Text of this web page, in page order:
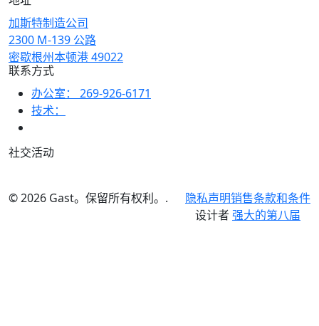
加斯特制造公司
2300 M-139 公路
密歇根州本顿港 49022
联系方式
办公室：
269-926-6171
技术：
社交活动
© 2026 Gast。保留所有权利。. 隐私声明销售条款和条件
设计者强大的第八届